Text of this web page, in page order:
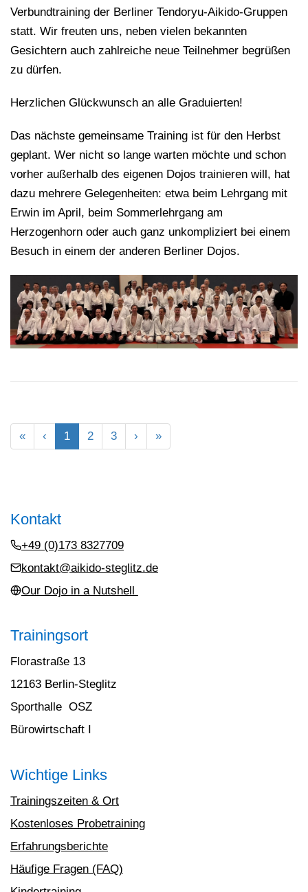
Verbundtraining der Berliner Tendoryu-Aikido-Gruppen
statt. Wir freuten uns, neben vielen bekannten
Gesichtern auch zahlreiche neue Teilnehmer begrüßen
zu dürfen.
Herzlichen Glückwunsch an alle Graduierten!
Das nächste gemeinsame Training ist für den Herbst
geplant. Wer nicht so lange warten möchte und schon
vorher außerhalb des eigenen Dojos trainieren will, hat
dazu mehrere Gelegenheiten: etwa beim Lehrgang mit
Erwin im April, beim Sommerlehrgang am
Herzogenhorn oder auch ganz unkompliziert bei einem
Besuch in einem der anderen Berliner Dojos.
Pagination
First
page
«
Previous
page
‹
Current
page
1 Page
2 Page
3
Next
page
›
Last
page
»
Kontakt
+49 (0)173 8327709
kontakt@aikido-steglitz.de
Our Dojo in a Nutshell
Trainingsort
Florastraße 13
12163 Berlin-Steglitz
Sporthalle OSZ
Bürowirtschaft I
Wichtige Links
Trainingszeiten & Ort
Kostenloses Probetraining
Erfahrungsberichte
Häufige Fragen (FAQ)